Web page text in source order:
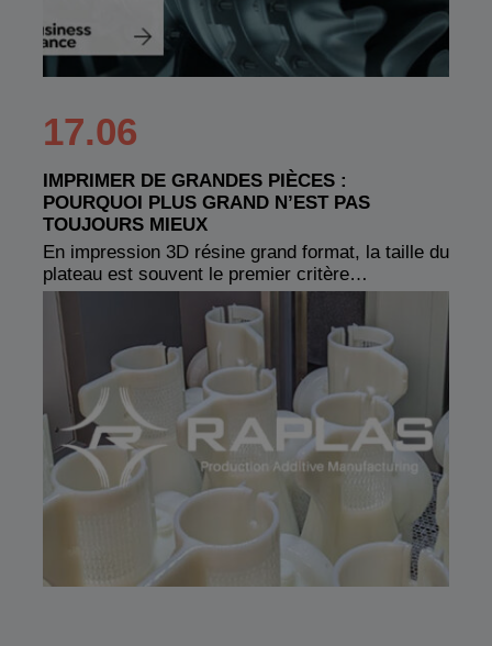
17.06
IMPRIMER DE GRANDES PIÈCES :
POURQUOI PLUS GRAND N’EST PAS
TOUJOURS MIEUX
En impression 3D résine grand format, la taille du
plateau est souvent le premier critère…